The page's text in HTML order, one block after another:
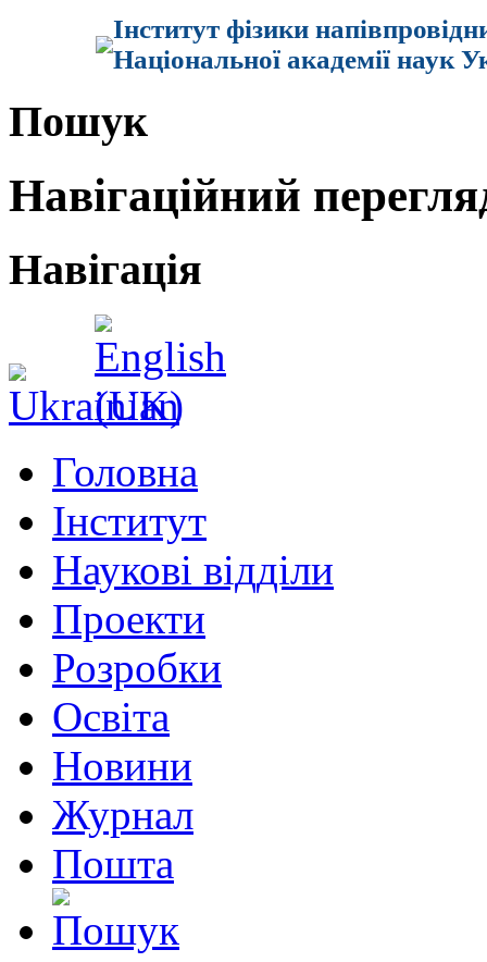
Інститут фізики
Національної академії наук
Пошук
Навігаційний
Навігація
Головна
Інститут
Наукові відділи
Проекти
Розробки
Освіта
Новини
Журнал
Пошта